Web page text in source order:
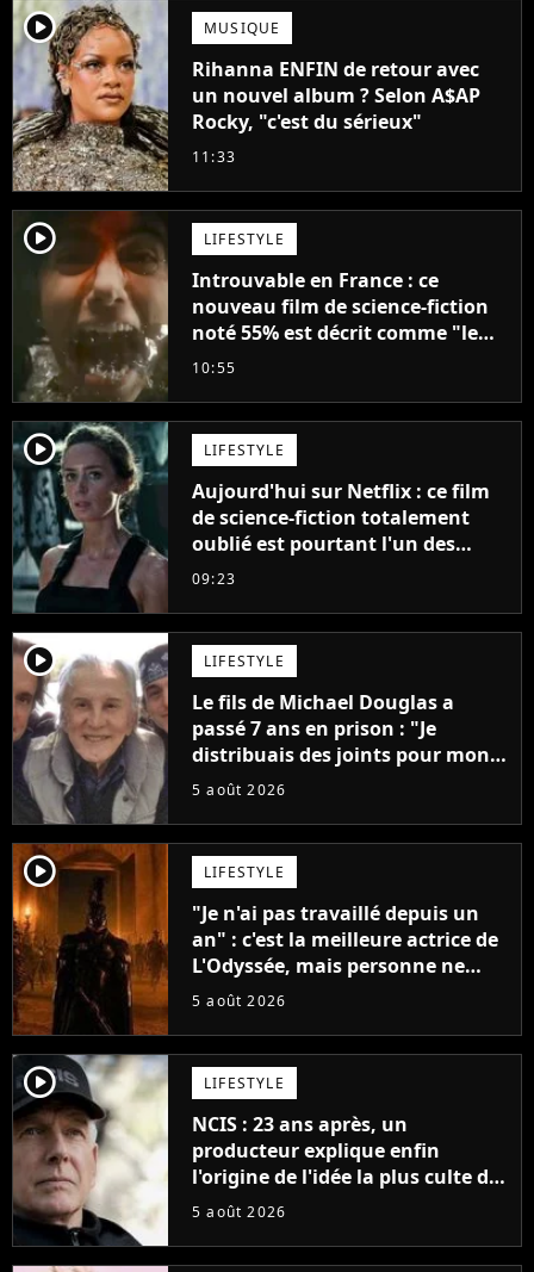
player2 MUSIQUE
Rihanna ENFIN de retour avec
un nouvel album ? Selon A$AP
Rocky, "c'est du sérieux"
11:33
player2 LIFESTYLE
Introuvable en France : ce
nouveau film de science-fiction
noté 55% est décrit comme "le
plus stupide de l'année"
10:55
player2 LIFESTYLE
Aujourd'hui sur Netflix : ce film
de science-fiction totalement
oublié est pourtant l'un des
meilleurs des années 2010
09:23
player2 LIFESTYLE
Le fils de Michael Douglas a
passé 7 ans en prison : "Je
distribuais des joints pour mon
père"
5 août 2026
player2 LIFESTYLE
"Je n'ai pas travaillé depuis un
an" : c'est la meilleure actrice de
L'Odyssée, mais personne ne
veut lui donner de rôle au
5 août 2026
player2 LIFESTYLE
NCIS : 23 ans après, un
producteur explique enfin
l'origine de l'idée la plus culte de
la série (et on ne parle pas du
5 août 2026